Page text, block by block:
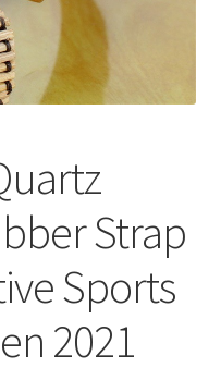
Strap
Sports
2021